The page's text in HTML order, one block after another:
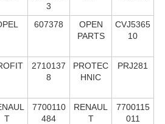
3
607378
OPEN
PARTS
CVJ5365
10
2710137
8
PROTEC
HNIC
PRJ281
T
7700110
484
RENAUL
T
7700115
011